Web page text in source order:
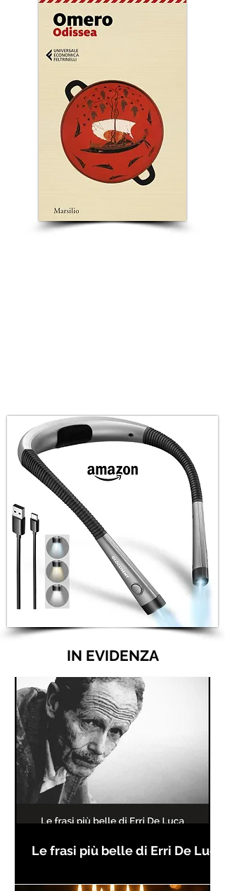
IN EVIDENZA
Le frasi più belle di Erri De Luca